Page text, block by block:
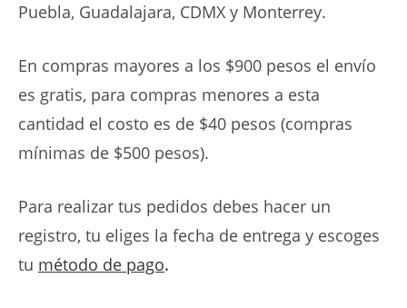
Puebla, Guadalajara, CDMX y Monterrey.
En compras mayores a los $900 pesos el envío
es gratis, para compras menores a esta
cantidad el costo es de $40 pesos (compras
mínimas de $500 pesos).
Para realizar tus pedidos debes hacer un
registro, tu eliges la fecha de entrega y escoges
tu método de pago.